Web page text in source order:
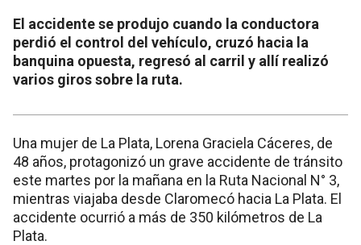
El accidente se produjo cuando la conductora
perdió el control del vehículo, cruzó hacia la
banquina opuesta, regresó al carril y allí realizó
varios giros sobre la ruta.
Una mujer de La Plata, Lorena Graciela Cáceres, de
48 años, protagonizó un grave accidente de tránsito
este martes por la mañana en la Ruta Nacional N° 3,
mientras viajaba desde Claromecó hacia La Plata. El
accidente ocurrió a más de 350 kilómetros de La
Plata.